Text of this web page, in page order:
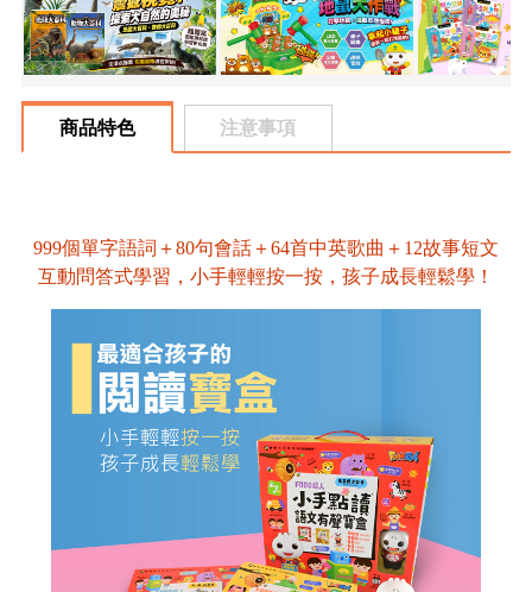
商品特色 注意事項
999個單字語詞＋80句會話＋64首中英歌曲＋12故事短文
互動問答式學習，小手輕輕按一按，孩子成長輕鬆學！